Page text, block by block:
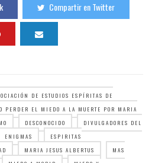
Compartir en Twitter
DE ESTUDIOS ESPÍRITAS DE
PERDER EL MIEDO A LA MUERTE POR MARIA
DESCONOCIDO
DIVULGADORES DEL
ENIGMAS
ESPIRITAS
MARIA JESUS ALBERTUS
MAS